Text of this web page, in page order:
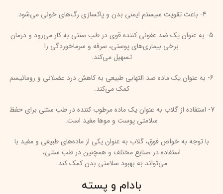
4- باعث تقویت سیستم ایمنی بدن و پاکسازی رگ‌های خونی می‌شود.
5- به عنوان یک ضد عفونی کننده قوی در طب سنتی به کار می‌رود و درمان
برخی بیماری‌های پوستی، سرفه و سرماخوردگی را
تسهیل می‌کند.
6- به عنوان یک ماده ضد التهابی طبیعی به کاهش درد عضلانی و روماتیسم
کمک می‌کند.
7- استفاده از گلاب به عنوان یک ماده مرطوب کننده در طب سنتی برای حفظ
سلامتی پوست و موها مفید است.
با توجه به خواص فوق، گلاب به عنوان یکی از ماده‌های طبیعی و مفید با
استفاده در صنایع مختلف و همچنین در طب سنتی،
می‌تواند به بهبود سلامتی بدن کمک کند.
بادام و پسته